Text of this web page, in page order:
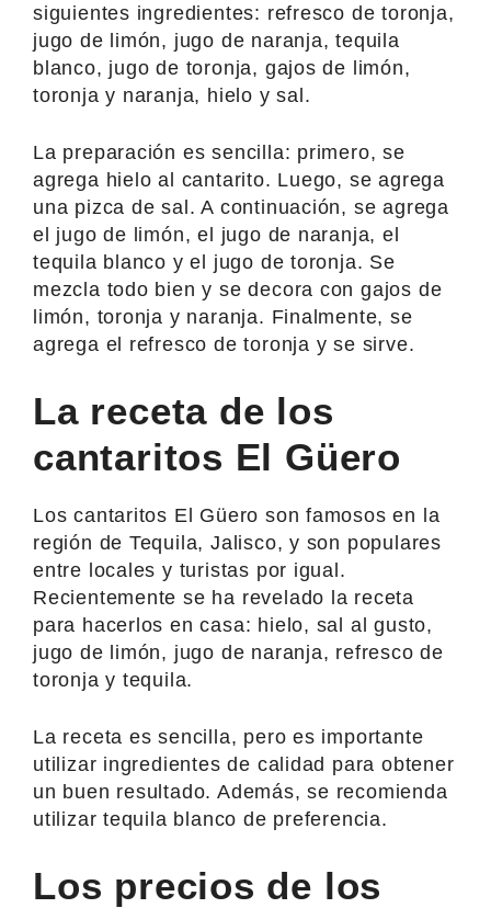
siguientes ingredientes: refresco de toronja,
jugo de limón, jugo de naranja, tequila
blanco, jugo de toronja, gajos de limón,
toronja y naranja, hielo y sal.
La preparación es sencilla: primero, se
agrega hielo al cantarito. Luego, se agrega
una pizca de sal. A continuación, se agrega
el jugo de limón, el jugo de naranja, el
tequila blanco y el jugo de toronja. Se
mezcla todo bien y se decora con gajos de
limón, toronja y naranja. Finalmente, se
agrega el refresco de toronja y se sirve.
La receta de los
cantaritos El Güero
Los cantaritos El Güero son famosos en la
región de Tequila, Jalisco, y son populares
entre locales y turistas por igual.
Recientemente se ha revelado la receta
para hacerlos en casa: hielo, sal al gusto,
jugo de limón, jugo de naranja, refresco de
toronja y tequila.
La receta es sencilla, pero es importante
utilizar ingredientes de calidad para obtener
un buen resultado. Además, se recomienda
utilizar tequila blanco de preferencia.
Los precios de los